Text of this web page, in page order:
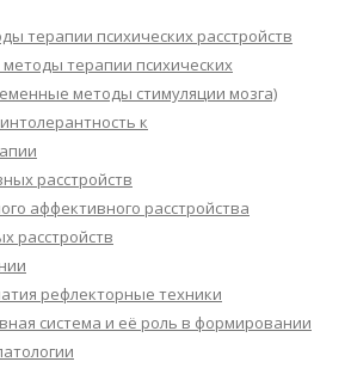
терапии психических расстройств
терапии психических
методы стимуляции мозга)
к
расстройств
аффективного расстройства
расстройств
рефлекторные техники
система и её роль в формировании